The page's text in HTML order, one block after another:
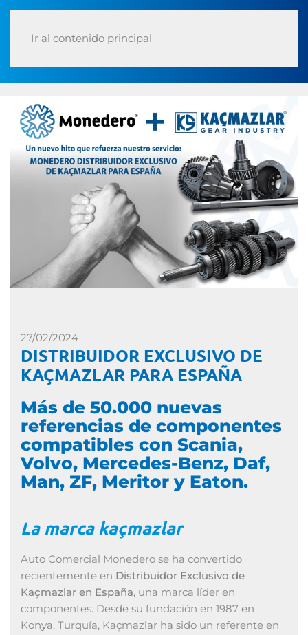
Ir al contenido principal
27/02/2024
DISTRIBUIDOR EXCLUSIVO DE
KAÇMAZLAR PARA ESPAÑA
Más de 50.000 nuevas
referencias de componentes
compatibles con Scania,
Volvo, Mercedes-Benz, Daf,
Man, ZF, Meritor y Eaton.
La marca kaçmazlar
Auto Comercial Monedero se ha convertido
recientemente en Distribuidor Exclusivo de
Kaçmazlar en España, una marca líder en
componentes. Desde su fundación en 1987 en
Konya, Turquía, Kaçmazlar ha sido un referente en